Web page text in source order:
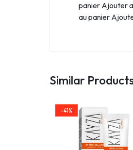
panier Ajouter
au panier
Similar
-41%